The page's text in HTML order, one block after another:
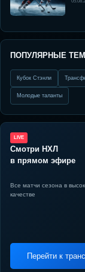
ПОПУЛЯРНЫЕ
Кубок Стэнли
Молодые таланты
LIVE
Смотри НХЛ
в прямом эфире
Все матчи сезона в
качестве
Перейти к